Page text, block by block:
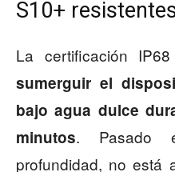
S10+
La certificación
sumerguir el
bajo agua dulce
minutos. Pasado
profundidad, no está